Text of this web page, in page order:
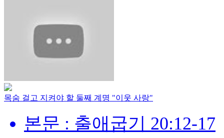
목숨 걸고 지켜야 할 둘째 계명 "이웃 사랑"
본문 : 출애굽기 20:12-17